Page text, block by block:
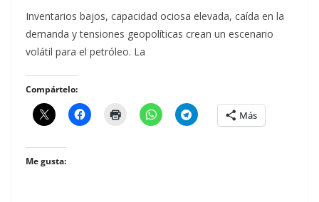
Inventarios bajos, capacidad ociosa elevada, caída en la
demanda y tensiones geopolíticas crean un escenario
volátil para el petróleo. La
Compártelo:
Más
Me gusta: